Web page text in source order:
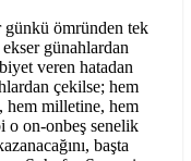
günkü ömründen tek
günahlardan
veren hatadan
çekilse; hem
hem milletine, hem
o on-onbeş senelik
başta